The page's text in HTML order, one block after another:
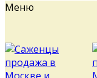
Меню